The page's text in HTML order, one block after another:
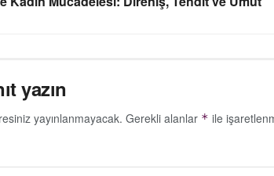
yazın
yayınlanmayacak. Gerekli alanlar * ile